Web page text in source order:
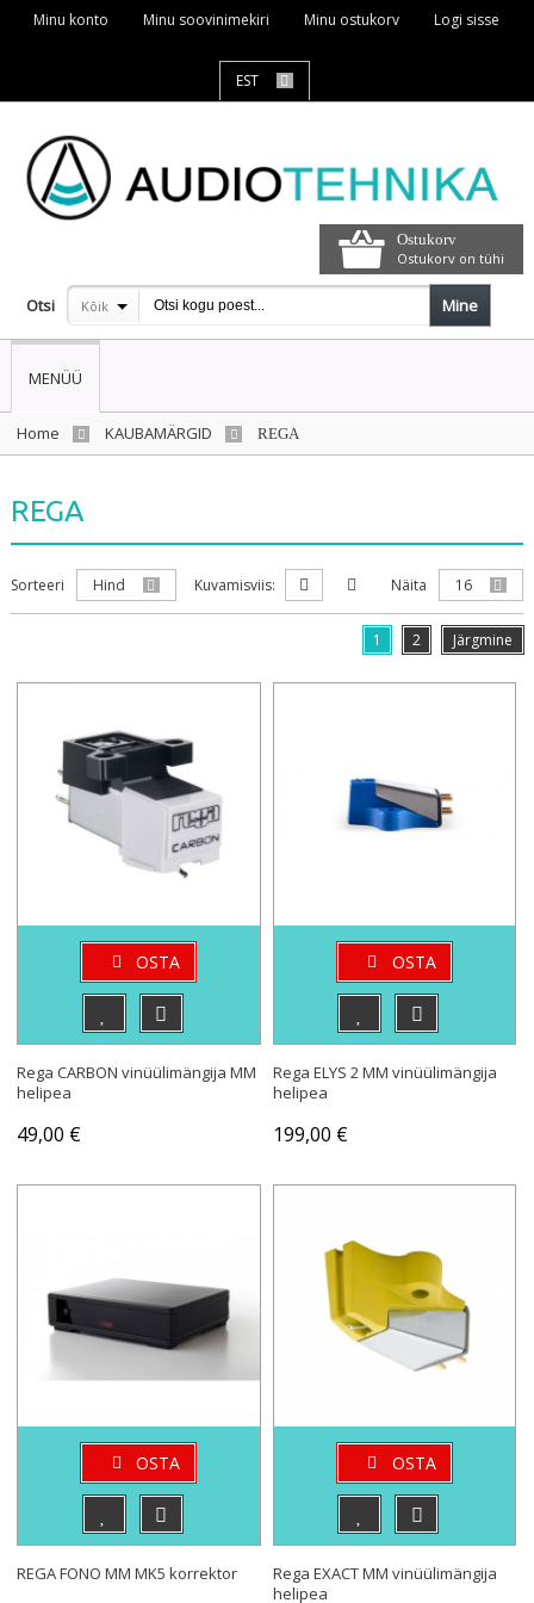
Minu konto Minu soovinimekiri Minu ostukorv Logi sisse
EST
Ostukorv
Ostukorv on tühi
MENÜÜ
Otsi Kõik Mine
Home KAUBAMÄRGID REGA
REGA
Sorteeri Hind Kuvamisviis: Näita 16
1 2 Järgmine
OSTA
Rega CARBON vinüülimängija MM
helipea
49,00 €
OSTA
Rega ELYS 2 MM vinüülimängija
helipea
199,00 €
OSTA
REGA FONO MM MK5 korrektor
OSTA
Rega EXACT MM vinüülimängija
helipea